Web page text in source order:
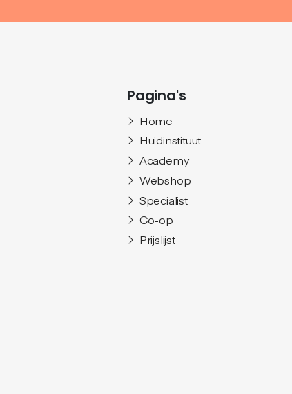
Pagina's
Home
Huidinstituut
Academy
Webshop
Specialist
Co-op
Prijslijst